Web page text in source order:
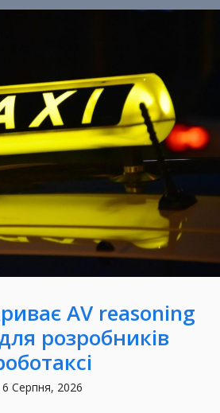
AV reasoning
розробників
6 Серпня, 2026